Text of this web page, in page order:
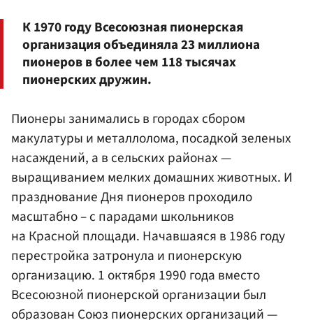
К 1970 году Всесоюзная пионерская
организация объединяла 23 миллиона
пионеров в более чем 118 тысячах
пионерских дружин.
Пионеры занимались в городах сбором
макулатуры и металлолома, посадкой зеленых
насаждений, а в сельских районах —
выращиванием мелких домашних животных. И
празднование Дня пионеров проходило
масштабно – с парадами школьников
на Красной площади. Начавшаяся в 1986 году
перестройка затронула и пионерскую
организацию. 1 октября 1990 года вместо
Всесоюзной пионерской организации был
образован Союз пионерских организаций —